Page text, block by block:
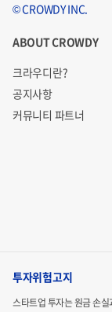
© CROWDY INC.
ABOUT CROWDY
크라우디란?
공지사항
커뮤니티 파트너
투자위험고지
스타트업 투자는 원금 손